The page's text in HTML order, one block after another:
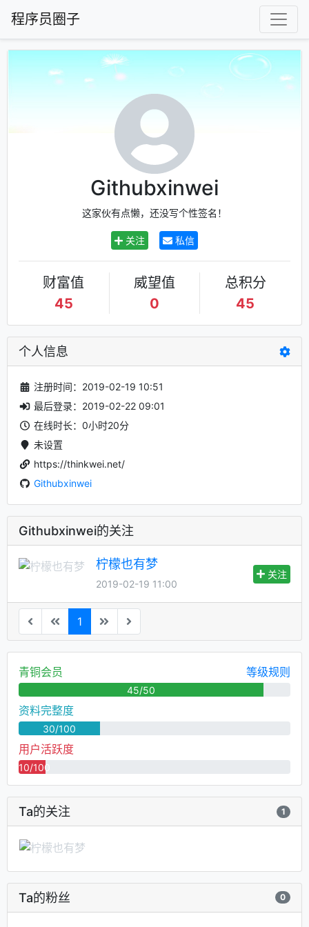
程序员圈子
Githubxinwei
这家伙有点懒，还没写个性签名！
关注 私信
财富值
45
威望值
0
总积分
45
个人信息
注册时间：2019-02-19 10:51
最后登录：2019-02-22 09:01
在线时长：0小时20分
未设置
https://thinkwei.net/
Githubxinwei
Githubxinwei的关注
柠檬也有梦
2019-02-19 11:00
关注
1
青铜会员 等级规则
45/50
资料完整度
30/100
用户活跃度
10/100
Ta的关注 1
Ta的粉丝 0